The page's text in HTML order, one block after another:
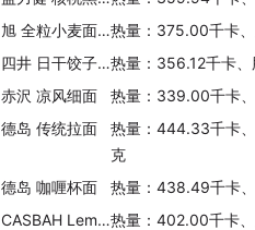
旭 全粒小麦面包粉热量：375.00千卡
四井 日干饺子面热量：356.12千卡
赤沢 凉风细面 热量：339.00千卡
德岛 传统拉面
热量：444.33千卡
克
德岛 咖喱杯面
热量：438.49千卡
CASBAH Lemon cpinach 柠檬菠菜非洲小米热量：402.00千卡